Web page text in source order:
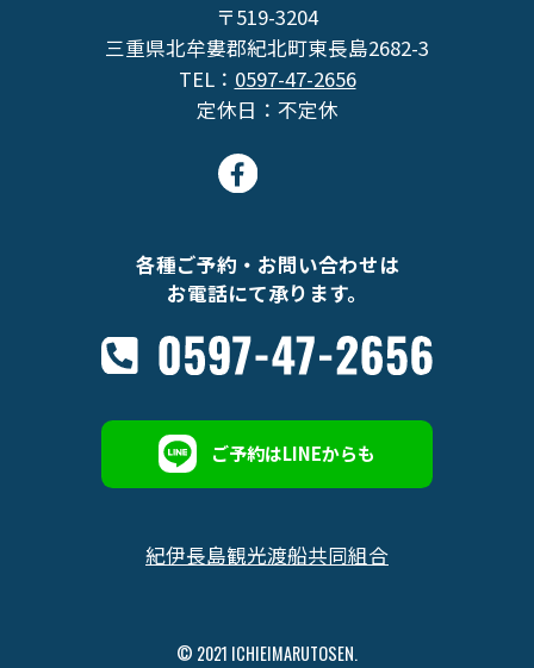
〒519-3204
三重県北牟婁郡紀北町東長島2682-3
TEL： 0597-47-2656
定休日：不定休
各種ご予約・お問い合わせは
お電話にて承ります。
ご予約はLINEからも
紀伊長島観光渡船共同組合
© 2021 ICHIEIMARUTOSEN.